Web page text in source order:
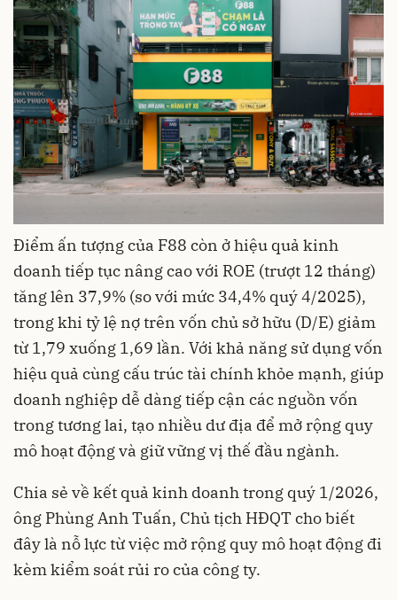
Điểm ấn tượng của F88 còn ở hiệu quả kinh
doanh tiếp tục nâng cao với ROE (trượt 12 tháng)
tăng lên 37,9% (so với mức 34,4% quý 4/2025),
trong khi tỷ lệ nợ trên vốn chủ sở hữu (D/E) giảm
từ 1,79 xuống 1,69 lần. Với khả năng sử dụng vốn
hiệu quả cùng cấu trúc tài chính khỏe mạnh, giúp
doanh nghiệp dễ dàng tiếp cận các nguồn vốn
trong tương lai, tạo nhiều dư địa để mở rộng quy
mô hoạt động và giữ vững vị thế đầu ngành.
Chia sẻ về kết quả kinh doanh trong quý 1/2026,
ông Phùng Anh Tuấn, Chủ tịch HĐQT cho biết
đây là nỗ lực từ việc mở rộng quy mô hoạt động đi
kèm kiểm soát rủi ro của công ty.